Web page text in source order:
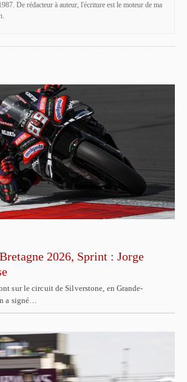
De rédacteur à auteur, l'écriture est le moteur de ma
2026, Sprint : Jorge
sur le circuit de Silverstone, en Grande-
a signé…